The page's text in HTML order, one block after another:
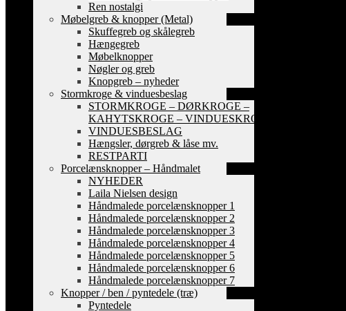
Ren nostalgi
Møbelgreb & knopper (Metal)
Skuffegreb og skålegreb
Hængegreb
Møbelknopper
Nøgler og greb
Knopgreb – nyheder
Stormkroge & vinduesbeslag
STORMKROGE – DØRKROGE –
KAHYTSKROGE – VINDUESKROGE
VINDUESBESLAG
Hængsler, dørgreb & låse mv.
RESTPARTI
Porcelænsknopper – Håndmalet
NYHEDER
Laila Nielsen design
Håndmalede porcelænsknopper 1
Håndmalede porcelænsknopper 2
Håndmalede porcelænsknopper 3
Håndmalede porcelænsknopper 4
Håndmalede porcelænsknopper 5
Håndmalede porcelænsknopper 6
Håndmalede porcelænsknopper 7
Knopper / ben / pyntedele (træ)
Pyntedele